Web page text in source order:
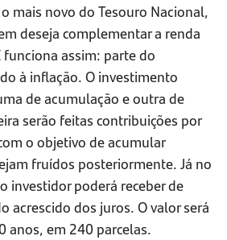
o mais novo do Tesouro Nacional,
deseja complementar a renda
assim: parte do
à inflação. O investimento
de acumulação e outra de
serão feitas contribuições por
o objetivo de acumular
fruídos posteriormente. Já no
investidor poderá receber de
acrescido dos juros. O valor será
anos, em 240 parcelas.